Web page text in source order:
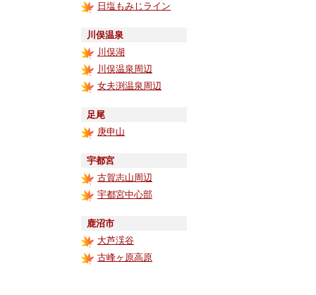
日塩もみじライン
川俣温泉
川俣湖
川俣温泉周辺
女夫渕温泉周辺
足尾
庚申山
宇都宮
古賀志山周辺
宇都宮中心部
鹿沼市
大芦渓谷
古峰ヶ原高原